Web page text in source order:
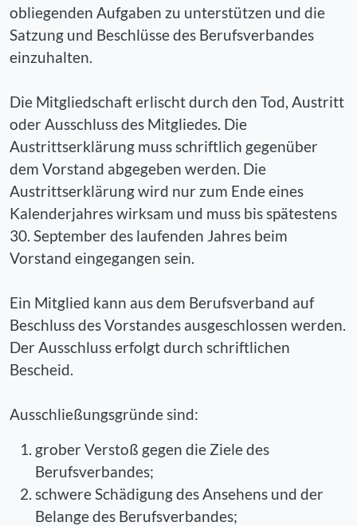
obliegenden Aufgaben zu unterstützen und die
Satzung und Beschlüsse des Berufsverbandes
einzuhalten.
Die Mitgliedschaft erlischt durch den Tod, Austritt
oder Ausschluss des Mitgliedes. Die
Austrittserklärung muss schriftlich gegenüber
dem Vorstand abgegeben werden. Die
Austrittserklärung wird nur zum Ende eines
Kalenderjahres wirksam und muss bis spätestens
30. September des laufenden Jahres beim
Vorstand eingegangen sein.
Ein Mitglied kann aus dem Berufsverband auf
Beschluss des Vorstandes ausgeschlossen werden.
Der Ausschluss erfolgt durch schriftlichen
Bescheid.
Ausschließungsgründe sind:
grober Verstoß gegen die Ziele des
Berufsverbandes;
schwere Schädigung des Ansehens und der
Belange des Berufsverbandes;